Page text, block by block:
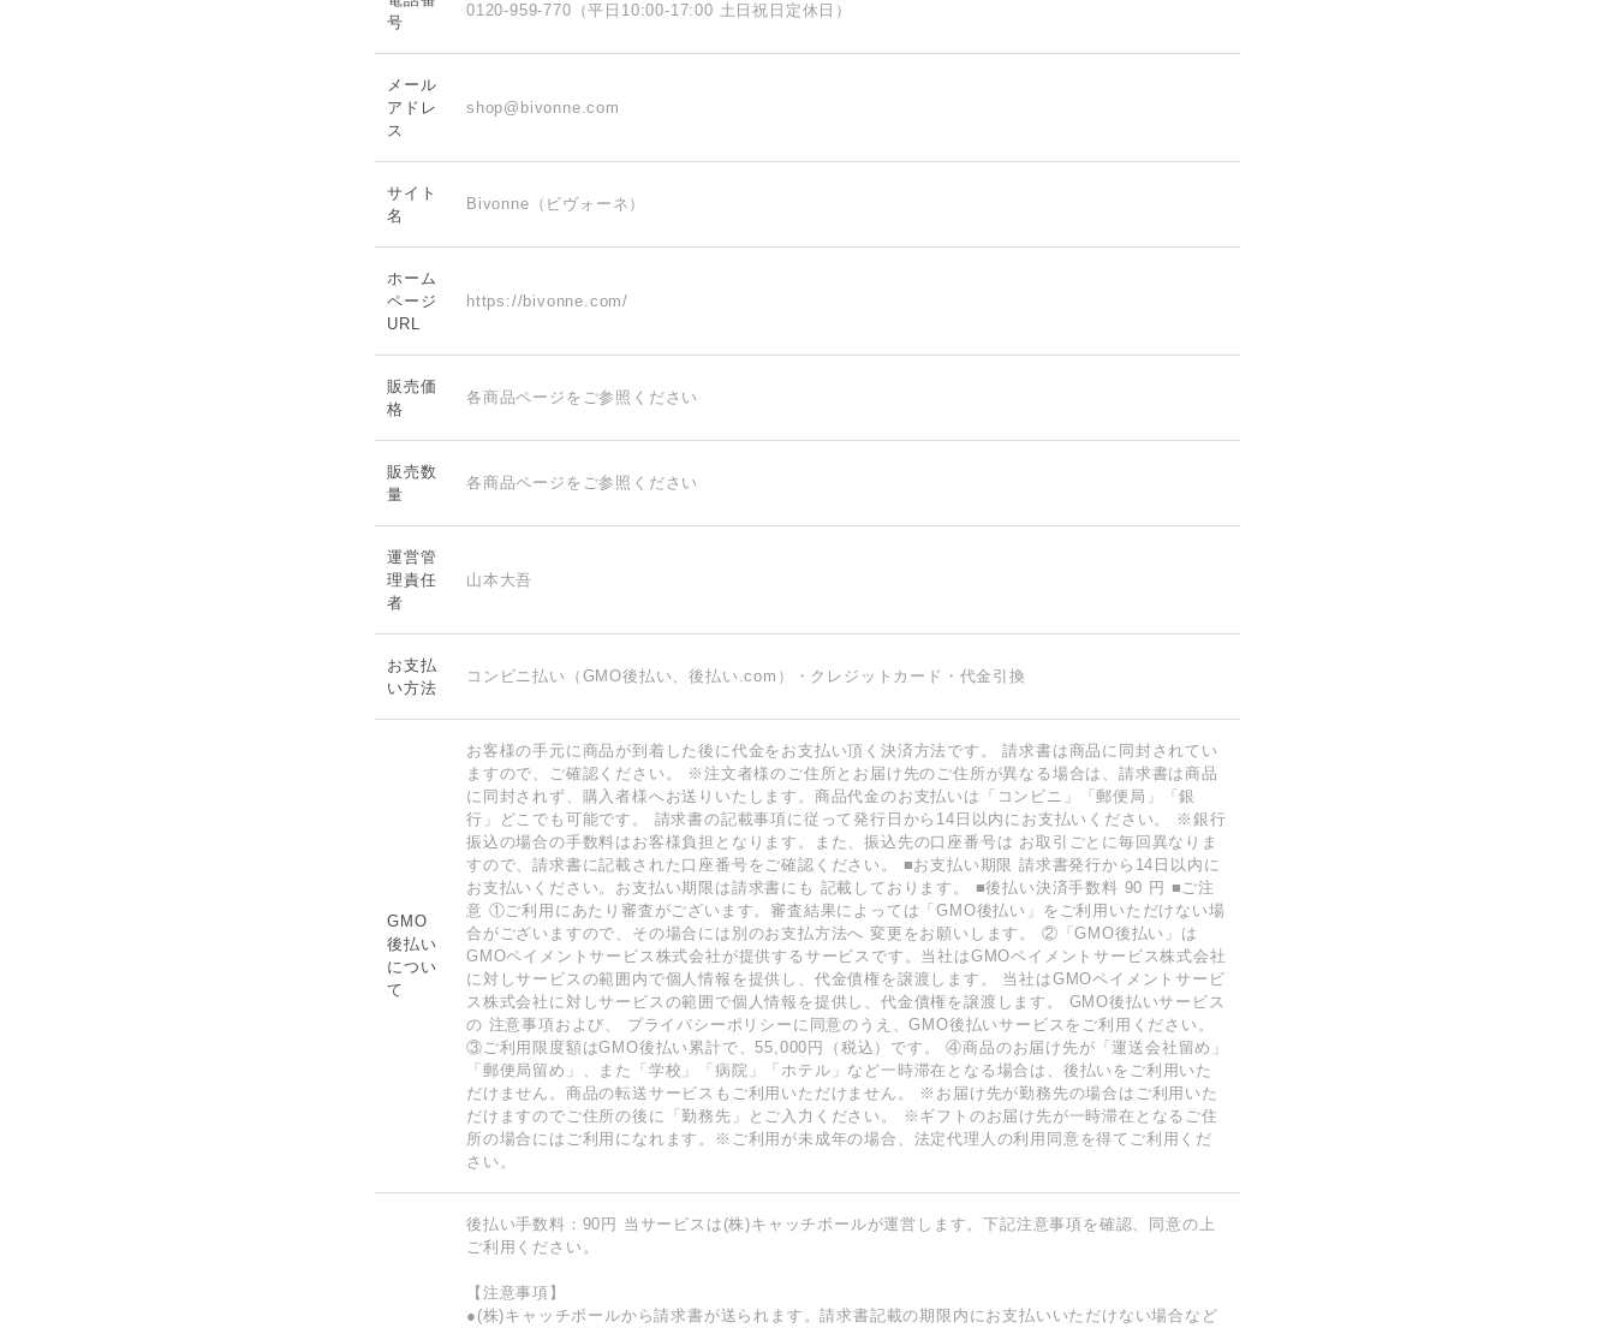
号
0120-959-770（平日10:00-17:00 土日祝日定休日）
メール
アドレ
ス
shop@bivonne.com
サイト
名
Bivonne（ビヴォーネ）
ホーム
ページ
URL
https://bivonne.com/
販売価
格
各商品ページをご参照ください
販売数
量
各商品ページをご参照ください
運営管
理責任
者
山本大吾
お支払
い方法
コンビニ払い（GMO後払い、後払い.com）・クレジットカード・代金引換
GMO
後払い
につい
て
お客様の手元に商品が到着した後に代金をお支払い頂く決済方法です。 請求書は商品に同封されてい
ますので、ご確認ください。 ※注文者様のご住所とお届け先のご住所が異なる場合は、請求書は商品
に同封されず、購入者様へお送りいたします。商品代金のお支払いは「コンビニ」「郵便局」「銀
行」どこでも可能です。 請求書の記載事項に従って発行日から14日以内にお支払いください。 ※銀行
振込の場合の手数料はお客様負担となります。また、振込先の口座番号は お取引ごとに毎回異なりま
すので、請求書に記載された口座番号をご確認ください。 ■お支払い期限 請求書発行から14日以内に
お支払いください。お支払い期限は請求書にも 記載しております。 ■後払い決済手数料 90 円 ■ご注
意 ①ご利用にあたり審査がございます。審査結果によっては「GMO後払い」をご利用いただけない場
合がございますので、その場合には別のお支払方法へ 変更をお願いします。 ②「GMO後払い」は
GMOペイメントサービス株式会社が提供するサービスです。当社はGMOペイメントサービス株式会社
に対しサービスの範囲内で個人情報を提供し、代金債権を譲渡します。 当社はGMOペイメントサービ
ス株式会社に対しサービスの範囲で個人情報を提供し、代金債権を譲渡します。 GMO後払いサービス
の 注意事項および、 プライバシーポリシー に同意のうえ、GMO後払いサービスをご利用ください。
③ご利用限度額はGMO後払い累計で、55,000円（税込）です。 ④商品のお届け先が「運送会社留め」
「郵便局留め」、また「学校」「病院」「ホテル」など一時滞在となる場合は、後払いをご利用いた
だけません。商品の転送サービスもご利用いただけません。 ※お届け先が勤務先の場合はご利用いた
だけますのでご住所の後に「勤務先」とご入力ください。 ※ギフトのお届け先が一時滞在となるご住
所の場合にはご利用になれます。※ご利用が未成年の場合、法定代理人の利用同意を得てご利用くだ
さい。
後払い手数料：90円 当サービスは(株)キャッチボールが運営します。下記注意事項を確認、同意の上
ご利用ください。
【注意事項】
●(株)キャッチボールから請求書が送られます。請求書記載の期限内にお支払いいただけない場合など